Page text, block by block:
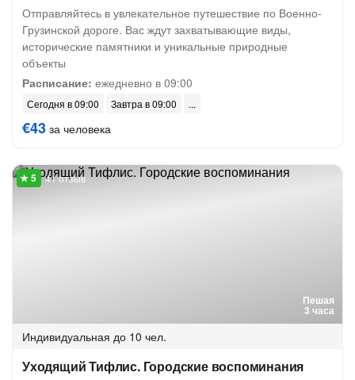
Отправляйтесь в увлекательное путешествие по Военно-
Грузинской дороге. Вас ждут захватывающие виды,
исторические памятники и уникальные природные
объекты
Расписание: ежедневно в 09:00
Сегодня в 09:00 Завтра в 09:00
€43 за человека
Пешая
3 часа
41 отзыв
Индивидуальная до 10 чел.
Уходящий Тифлис. Городские воспоминания